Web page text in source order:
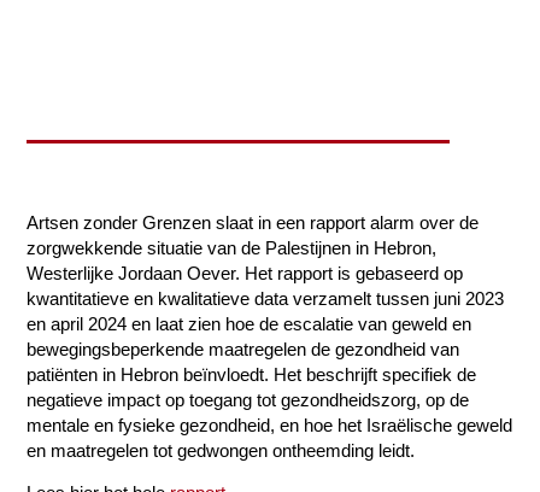
Artsen zonder Grenzen slaat in een rapport alarm over de
zorgwekkende situatie van de Palestijnen in Hebron,
Westerlijke Jordaan Oever. Het rapport is gebaseerd op
kwantitatieve en kwalitatieve data verzamelt tussen juni 2023
en april 2024 en laat zien hoe de escalatie van geweld en
bewegingsbeperkende maatregelen de gezondheid van
patiënten in Hebron beïnvloedt. Het beschrijft specifiek de
negatieve impact op toegang tot gezondheidszorg, op de
mentale en fysieke gezondheid, en hoe het Israëlische geweld
en maatregelen tot gedwongen ontheemding leidt.